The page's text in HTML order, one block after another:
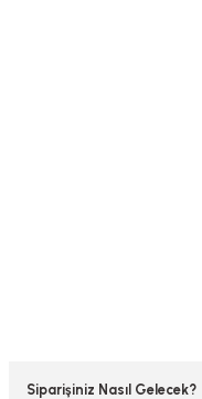
Siparişiniz Nasıl Gelecek?